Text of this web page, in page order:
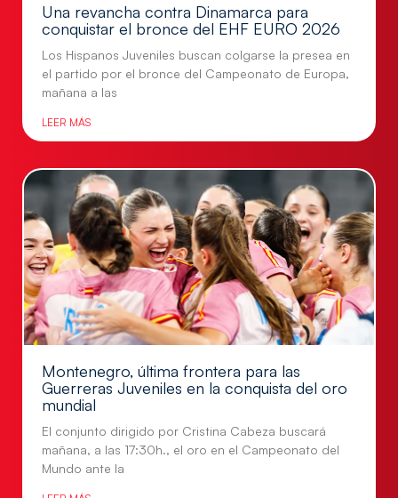
Una revancha contra Dinamarca para
conquistar el bronce del EHF EURO 2026
Los Hispanos Juveniles buscan colgarse la presea en
el partido por el bronce del Campeonato de Europa,
mañana a las
LEER MÁS
Montenegro, última frontera para las
Guerreras Juveniles en la conquista del oro
mundial
El conjunto dirigido por Cristina Cabeza buscará
mañana, a las 17:30h., el oro en el Campeonato del
Mundo ante la